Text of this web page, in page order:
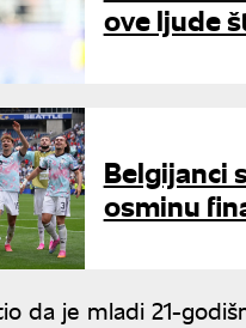
ove ljude
Belgijanci
osminu
da je mladi 21-